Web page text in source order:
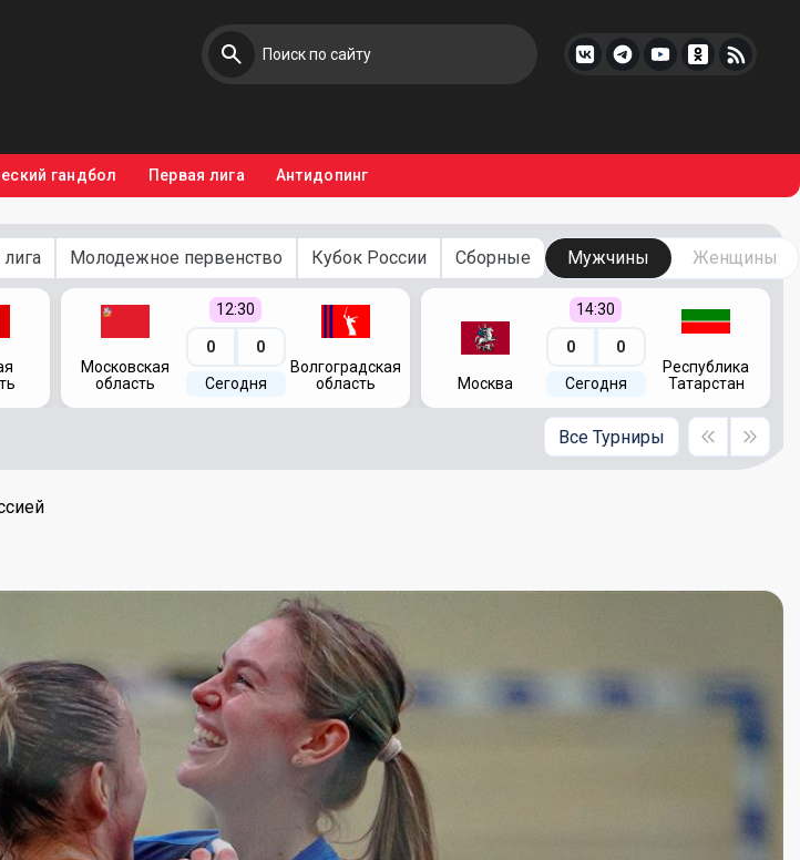
гандбол Первая лига Антидопинг
Молодежное первенство Кубок России Сборные Мужчины Женщины
Московская
область
12:30
0 0
Сегодня
Волгоградская
область
Москва
14:30
0 0
Сегодня
Республика
Татарстан
Все Турниры